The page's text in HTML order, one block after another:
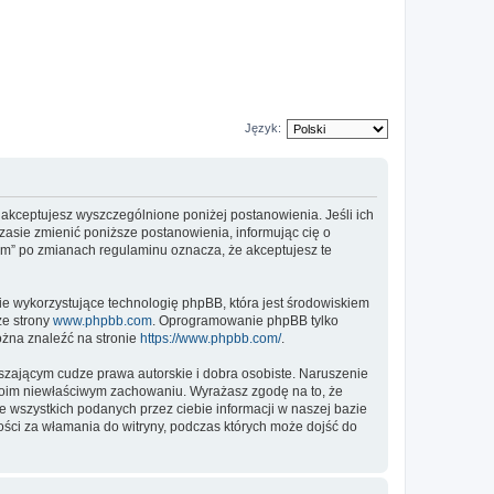
Język:
akceptujesz wyszczególnione poniżej postanowienia. Jeśli ich
zmienić poniższe postanowienia, informując cię o
po zmianach regulaminu oznacza, że akceptujesz te
wykorzystujące technologię phpBB, która jest środowiskiem
strony www.phpbb.com . Oprogramowanie phpBB tylko
znaleźć na stronie https://www.phpbb.com/.
cudze prawa autorskie i dobra osobiste. Naruszenie
niewłaściwym zachowaniu. Wyrażasz zgodę na to, że
wszystkich podanych przez ciebie informacji w naszej bazie
za włamania do witryny, podczas których może dojść do